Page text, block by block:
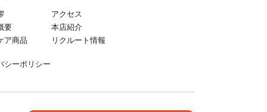
要
ア商品
アクセス
本店紹介
リクルート情報
シーポリシー